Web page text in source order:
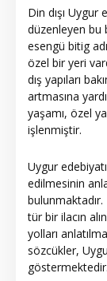
Din dışı Uygur
düzenleyen bu
esengü bitig
özel bir yeri
dış yapıları
artmasına
yaşamı, özel
işlenmiştir.
Uygur
edilmesinin
tür bir ilacın
yolları
sözcükler,
göstermektedir.